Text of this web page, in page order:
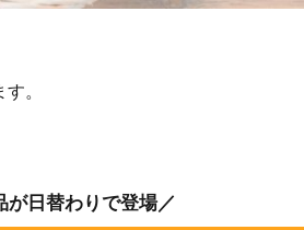
。
が日替わりで登場／